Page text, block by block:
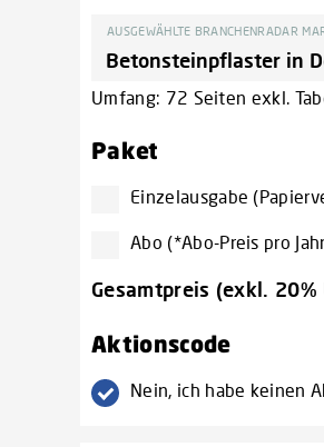
AUSGEWÄHLTE BRANCHENRADAR
Umfang: 72 Seiten exkl.
Paket
Einzelausgabe
Abo (*Abo-Preis pro
Gesamtpreis (exkl. 20%
Aktionscode
Nein, ich habe keinen